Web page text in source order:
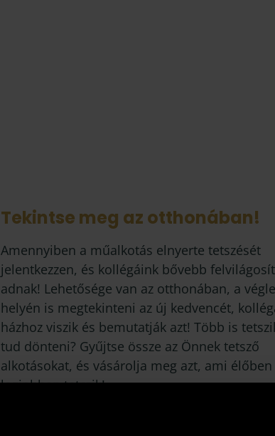
Tekintse meg az otthonában!
Amennyiben a műalkotás elnyerte tetszését
jelentkezzen, és kollégáink bővebb
adnak! Lehetősége van az otthonában, a
helyén is megtekinteni az új kedvencét,
házhoz viszik és bemutatják azt! Több is
tud dönteni? Gyűjtse össze az Önnek tetsző
alkotásokat, és vásárolja meg azt, ami élőben
legjobban tetszik!